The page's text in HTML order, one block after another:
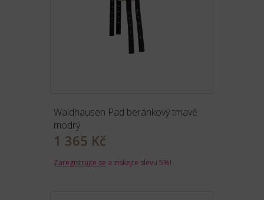
Waldhausen Pad beránkový tmavě
modrý
1 365 Kč
Zaregistrujte se a získejte slevu 5%!